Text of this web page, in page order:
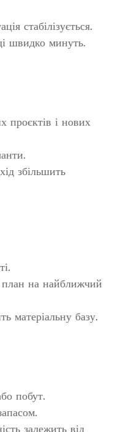
стабілізується.
швидко минуть.
проєктів і нових
збільшить
план на найближчий
матеріальну базу.
побут.
залежить від